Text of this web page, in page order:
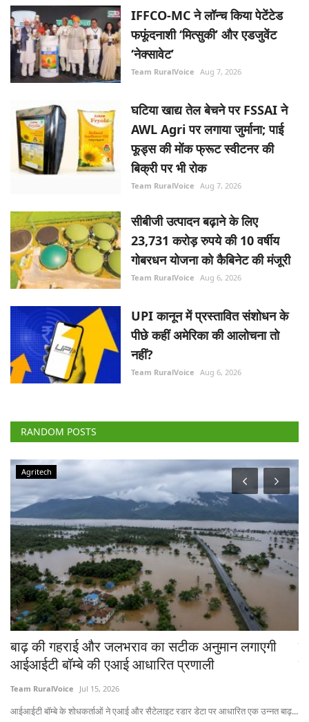
IFFCO-MC ने लॉन्च किया पेटेंटेड
फफूंदनाशी ‘मित्सुकी’ और एडजुवेंट
‘नेक्सावेट’
Team RuralVoice Aug 7, 2026
घटिया खाद्य तेल बेचने पर FSSAI ने
AWL Agri पर लगाया जुर्माना; पाई
फूड्स की मोंक फ्रूट स्वीटनर की
बिक्री पर भी रोक
Team RuralVoice Aug 7, 2026
सीबीजी उत्पादन बढ़ाने के लिए
23,731 करोड़ रुपये की 10 वर्षीय
गोबरधन योजना को कैबिनेट की मंजूरी
Team RuralVoice Aug 6, 2026
UPI कानून में प्रस्तावित संशोधन के
पीछे कहीं अमेरिका की आलोचना तो
नहीं?
Team RuralVoice Aug 6, 2026
RANDOM POSTS
Agritech
बाढ़ की गहराई और जलभराव का सटीक अनुमान लगाएगी
आईआईटी बॉम्बे की एआई आधारित प्रणाली
Team RuralVoice Jul 15, 2026
आईआईटी बॉम्बे के शोधकर्ताओं ने एआई और सैटेलाइट रडार डेटा पर आधारित एक उन्नत बाढ़...